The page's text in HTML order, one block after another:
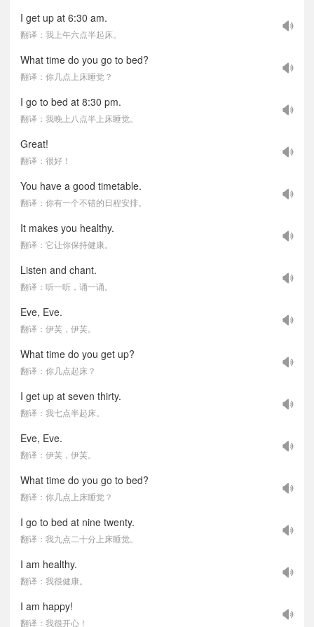
I get up at 6:30 am.
翻译：我上午六点半起床。
What time do you go to bed?
翻译：你几点上床睡觉？
I go to bed at 8:30 pm.
翻译：我晚上八点半上床睡觉。
Great!
翻译：很好！
You have a good timetable.
翻译：你有一个不错的日程安排。
It makes you healthy.
翻译：它让你保持健康。
Listen and chant.
翻译：听一听，诵一诵。
Eve, Eve.
翻译：伊芙，伊芙。
What time do you get up?
翻译：你几点起床？
I get up at seven thirty.
翻译：我七点半起床。
Eve, Eve.
翻译：伊芙，伊芙。
What time do you go to bed?
翻译：你几点上床睡觉？
I go to bed at nine twenty.
翻译：我九点二十分上床睡觉。
I am healthy.
翻译：我很健康。
I am happy!
翻译：我很开心！